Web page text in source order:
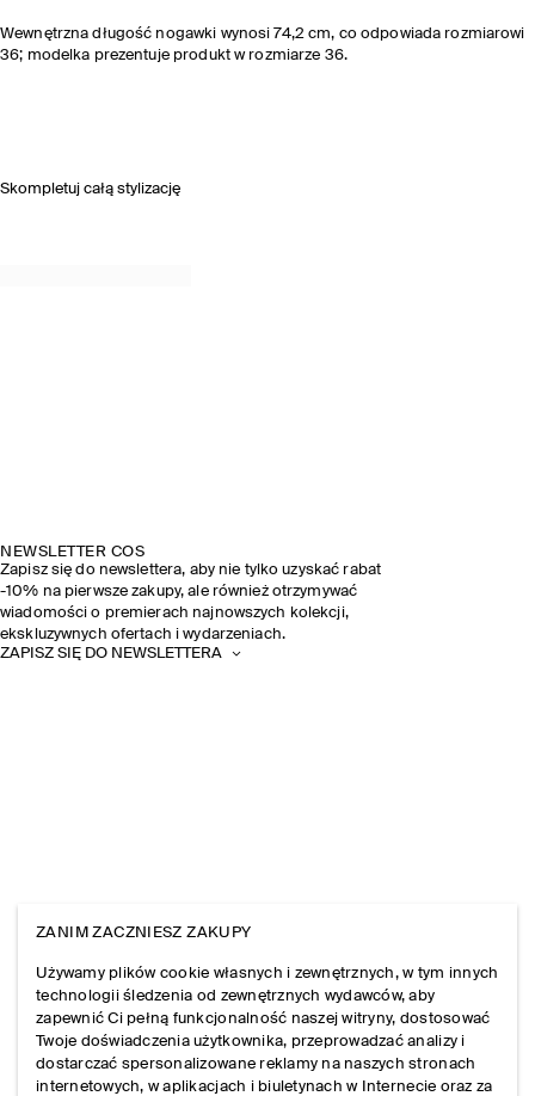
Wewnętrzna długość nogawki wynosi 74,2 cm, co odpowiada rozmiarowi
36; modelka prezentuje produkt w rozmiarze 36.
Skompletuj całą stylizację
NEWSLETTER COS
Zapisz się do newslettera, aby nie tylko uzyskać rabat
-10% na pierwsze zakupy, ale również otrzymywać
wiadomości o premierach najnowszych kolekcji,
ekskluzywnych ofertach i wydarzeniach.
ZAPISZ SIĘ DO NEWSLETTERA
ZANIM ZACZNIESZ ZAKUPY
Używamy plików cookie własnych i zewnętrznych, w tym innych
technologii śledzenia od zewnętrznych wydawców, aby
zapewnić Ci pełną funkcjonalność naszej witryny, dostosować
Twoje doświadczenia użytkownika, przeprowadzać analizy i
dostarczać spersonalizowane reklamy na naszych stronach
internetowych, w aplikacjach i biuletynach w Internecie oraz za